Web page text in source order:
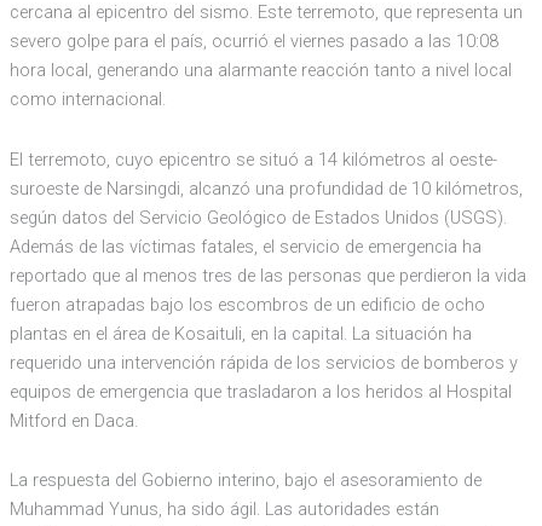
cercana al epicentro del sismo. Este terremoto, que representa un
severo golpe para el país, ocurrió el viernes pasado a las 10:08
hora local, generando una alarmante reacción tanto a nivel local
como internacional.
El terremoto, cuyo epicentro se situó a 14 kilómetros al oeste-
suroeste de Narsingdi, alcanzó una profundidad de 10 kilómetros,
según datos del Servicio Geológico de Estados Unidos (USGS).
Además de las víctimas fatales, el servicio de emergencia ha
reportado que al menos tres de las personas que perdieron la vida
fueron atrapadas bajo los escombros de un edificio de ocho
plantas en el área de Kosaituli, en la capital. La situación ha
requerido una intervención rápida de los servicios de bomberos y
equipos de emergencia que trasladaron a los heridos al Hospital
Mitford en Daca.
La respuesta del Gobierno interino, bajo el asesoramiento de
Muhammad Yunus, ha sido ágil. Las autoridades están